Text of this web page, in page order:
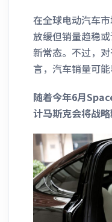
在全球电动汽车
放缓但销量趋稳
新常态。不过，
言，汽车销量可能
随着今年6月
计马斯克会将战